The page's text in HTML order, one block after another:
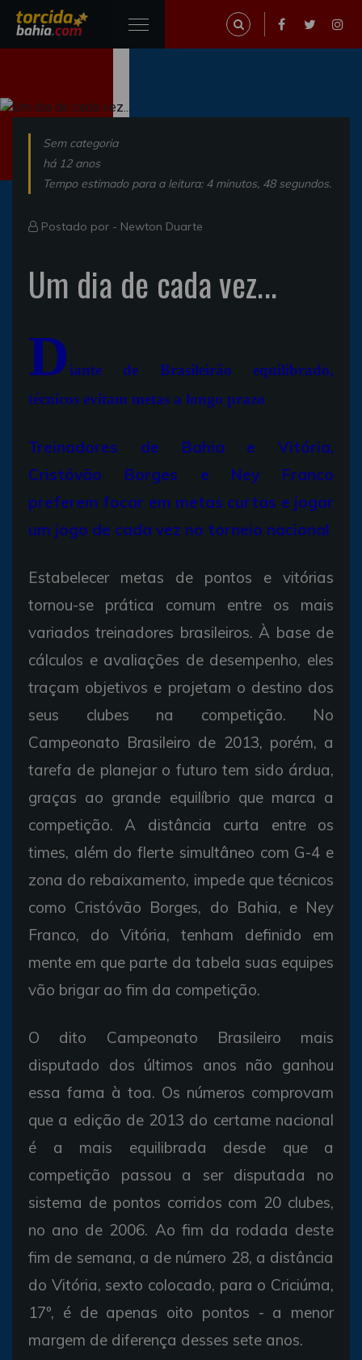
Sem categoria
há 12 anos
Tempo estimado para a leitura: 4 minutos, 48 segundos.
Postado por - Newton Duarte
Um dia de cada vez...
Diante de Brasileirão equilibrado,
técnicos evitam metas a longo prazo
Treinadores de Bahia e Vitória,
Cristóvão Borges e Ney Franco
preferem focar em metas curtas e jogar
um jogo de cada vez no torneio nacional
Estabelecer metas de pontos e vitórias
tornou-se prática comum entre os mais
variados treinadores brasileiros. À base de
cálculos e avaliações de desempenho, eles
traçam objetivos e projetam o destino dos
seus clubes na competição. No
Campeonato Brasileiro de 2013, porém, a
tarefa de planejar o futuro tem sido árdua,
graças ao grande equilíbrio que marca a
competição. A distância curta entre os
times, além do flerte simultâneo com G-4 e
zona do rebaixamento, impede que técnicos
como Cristóvão Borges, do Bahia, e Ney
Franco, do Vitória, tenham definido em
mente em que parte da tabela suas equipes
vão brigar ao fim da competição.
O dito Campeonato Brasileiro mais
disputado dos últimos anos não ganhou
essa fama à toa. Os números comprovam
que a edição de 2013 do certame nacional
é a mais equilibrada desde que a
competição passou a ser disputada no
sistema de pontos corridos com 20 clubes,
no ano de 2006. Ao fim da rodada deste
fim de semana, a de número 28, a distância
do Vitória, sexto colocado, para o Criciúma,
17º, é de apenas oito pontos - a menor
margem de diferença desses sete anos.